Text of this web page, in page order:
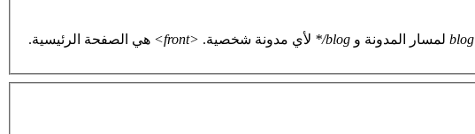
blog لمسار المدونة و blog/* لأي مدونة شخصية. <front>
هي الصفحة الرئيسية.